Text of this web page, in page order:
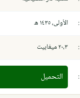
: الأولى، ١٤٣٥ ھ
: ٢٠،٣ ميغابيت
: التحميل